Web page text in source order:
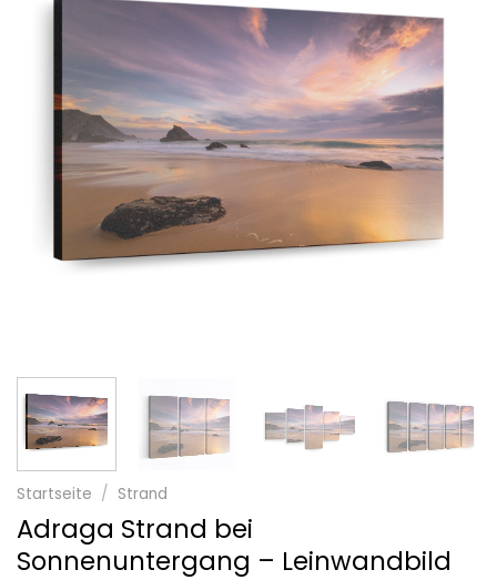
Startseite / Strand
Adraga Strand bei
Sonnenuntergang – Leinwandbild